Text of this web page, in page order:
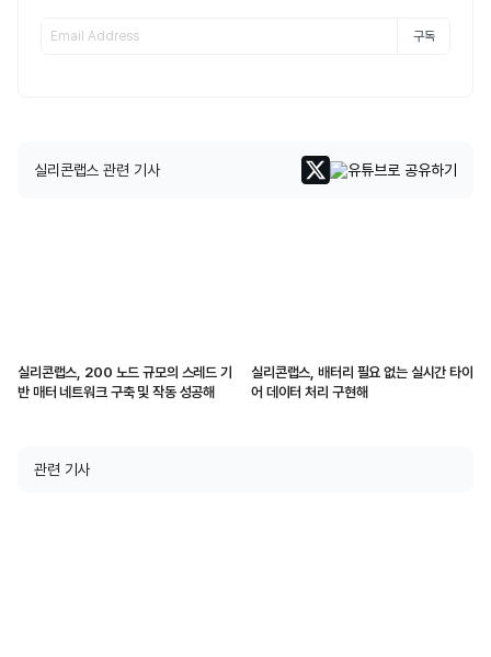
구독
실리콘랩스 관련 기사
실리콘랩스, 200 노드 규모의 스레드 기
반 매터 네트워크 구축 및 작동 성공해
실리콘랩스, 배터리 필요 없는 실시간 타이
어 데이터 처리 구현해
관련 기사